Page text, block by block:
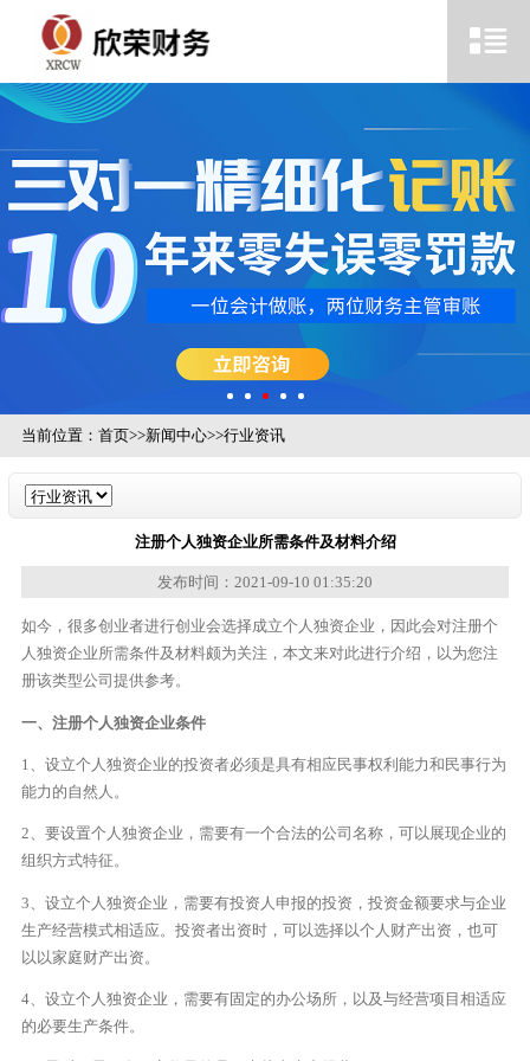
当前位置： 首页>>新闻中心>>行业资讯
注册个人独资企业所需条件及材料介绍
发布时间：2021-09-10 01:35:20
如今，很多创业者进行创业会选择成立个人独资企业，因此会对注册个
人独资企业所需条件及材料颇为关注，本文来对此进行介绍，以为您注
册该类型公司提供参考。
一、注册个人独资企业条件
1、设立个人独资企业的投资者必须是具有相应民事权利能力和民事行为
能力的自然人。
2、要设置个人独资企业，需要有一个合法的公司名称，可以展现企业的
组织方式特征。
3、设立个人独资企业，需要有投资人申报的投资，投资金额要求与企业
生产经营模式相适应。投资者出资时，可以选择以个人财产出资，也可
以以家庭财产出资。
4、设立个人独资企业，需要有固定的办公场所，以及与经营项目相适应
的必要生产条件。